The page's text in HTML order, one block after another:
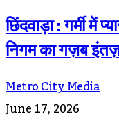
छिंदवाड़ा : गर्मी में
निगम का गज़ब
Metro City Media
June 17, 2026